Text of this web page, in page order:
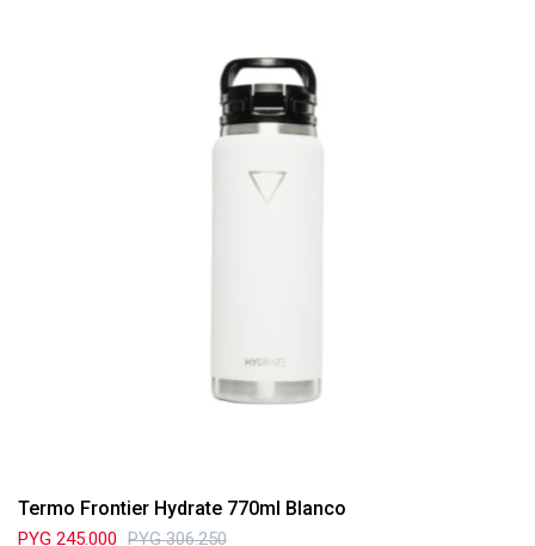
Termo Frontier Hydrate 770ml Blanco
PYG 245.000 PYG 306.250